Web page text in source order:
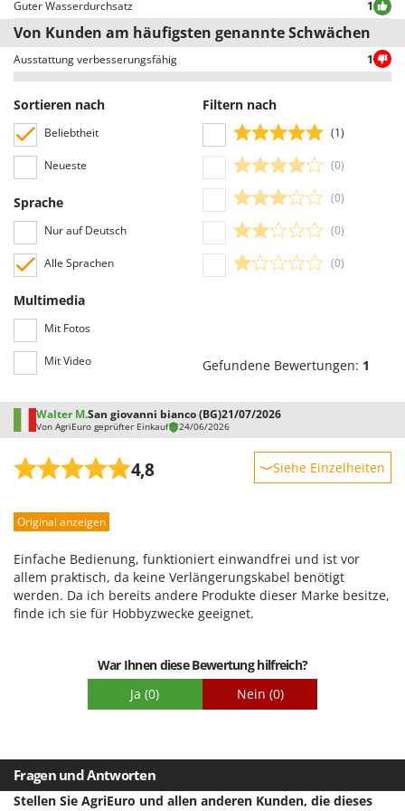
Mowox
MTD
N
Novatec
Novital
NuAir
NuovaFac
O
Officine Savioli
Oliviero
Olix
Omas
Ompagrill
Ooni
Outdoorchef
P
Palazzetti
Palumbo Pavi
Paterlini
Pramac
R
R.G.V.
Guter Wasserdurchsatz
1
Von Kunden am häufigsten genannte Schwächen
Ausstattung verbesserungsfähig 1
Sortieren nach
Beliebtheit
Neueste
Sprache
Nur auf Deutsch
Alle Sprachen
Multimedia
Mit Fotos
Mit Video
Filtern nach
(1)
(0)
(0)
(0)
(0)
Gefundene Bewertungen: 1
Walter M.San giovanni bianco (BG)21/07/2026
Von AgriEuro geprüfter Einkauf 24/06/2026
4,8 Siehe Einzelheiten
Leistung
Qualität / Preis
Schwierigkeitsgrad Zusammenbau
Original anzeigen
Einfache Bedienung, funktioniert einwandfrei und ist vor
allem praktisch, da keine Verlängerungskabel benötigt
werden. Da ich bereits andere Produkte dieser Marke besitze,
finde ich sie für Hobbyzwecke geeignet.
War Ihnen diese Bewertung hilfreich?
Ja (0) Nein (0)
Fragen und Antworten
Stellen Sie AgriEuro und allen anderen Kunden, die dieses